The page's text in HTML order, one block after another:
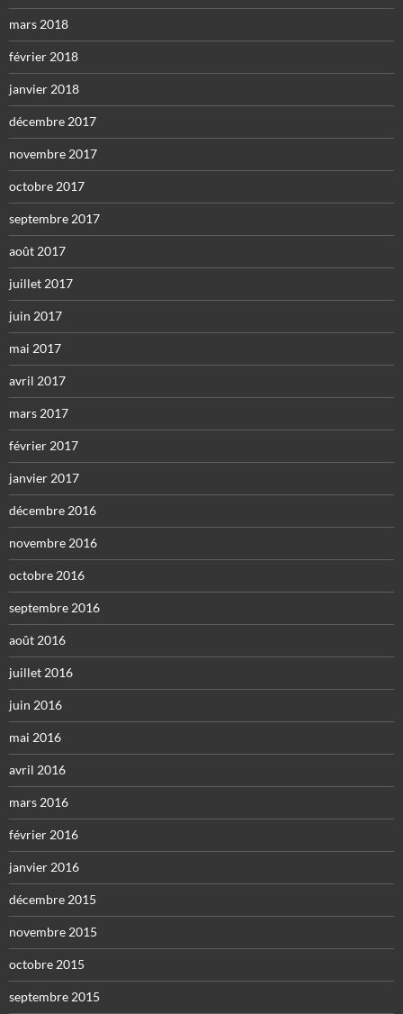
mars 2018
février 2018
janvier 2018
décembre 2017
novembre 2017
octobre 2017
septembre 2017
août 2017
juillet 2017
juin 2017
mai 2017
avril 2017
mars 2017
février 2017
janvier 2017
décembre 2016
novembre 2016
octobre 2016
septembre 2016
août 2016
juillet 2016
juin 2016
mai 2016
avril 2016
mars 2016
février 2016
janvier 2016
décembre 2015
novembre 2015
octobre 2015
septembre 2015